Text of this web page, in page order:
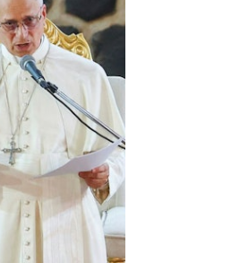
喀麥隆發表措
領導人，並稱
Trump）此前
，並拒絕就自
的領導人，稱